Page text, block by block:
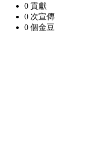
0 貢獻
0 次宣傳
0 個金豆